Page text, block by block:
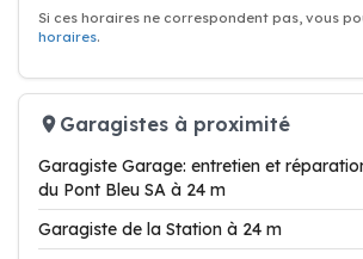
Si ces horaires ne correspondent pas, vous
horaires.
Garagistes à proximité
Garagiste Garage: entretien et
du Pont Bleu SA à 24 m
Garagiste de la Station à 24 m